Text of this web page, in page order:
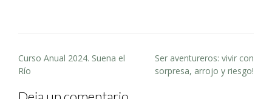
Post
navigation
Curso Anual 2024. Suena el
Río
Ser aventureros: vivir con
sorpresa, arrojo y riesgo!